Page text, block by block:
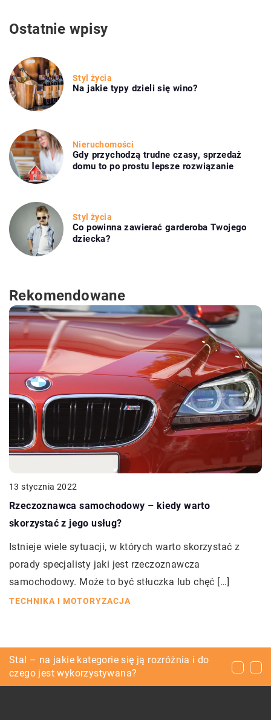
Ostatnie wpisy
Styl życia
Na jakie typy dzieli się wino?
Nieruchomości
Gdy przychodzą trudne czasy, sprzedaż
domu to po prostu lepsze rozwiązanie
Styl życia
Co powinna zawierać garderoba Twojego
dziecka?
Rekomendowane
13 stycznia 2022
Rzeczoznawca samochodowy – kiedy warto
skorzystać z jego usług?
Istnieje wiele sytuacji, w których warto skorzystać z
porady specjalisty jaki jest rzeczoznawcza
samochodowy. Może to być stłuczka lub chęć […]
TECHNIKA I MOTORYZACJA
Dlaczego zajęcia muzyczne dla przedszkolaków
są ważne?
Stal – na jakie kategorie się ją rozróżnia i do
czego jest wykorzystywana?
Jakie urządzenia są stosowane w ramach
systemów wentylacyjnych i klimatyzacyjnych?